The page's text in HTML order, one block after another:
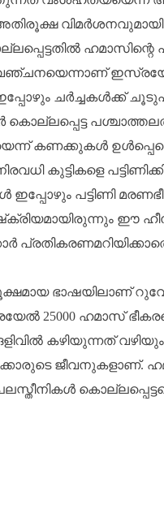
ഹമാസിന്റെ
വഞ്ചനയെന്നാണ്
ചര്‍ച്ചകള്‍ക്ക്
കണക്കുകള്‍ ഉള്‍പ്പെടെ
കുട്ടികളെ
ഇപ്പോഴും പട്ടിണി
ഭാഷയിലാണ്
25000 ഹമാസ്
കഴിയുന്നത്
ജീവനുകളാണ്.